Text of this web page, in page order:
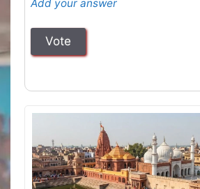
Add your answer